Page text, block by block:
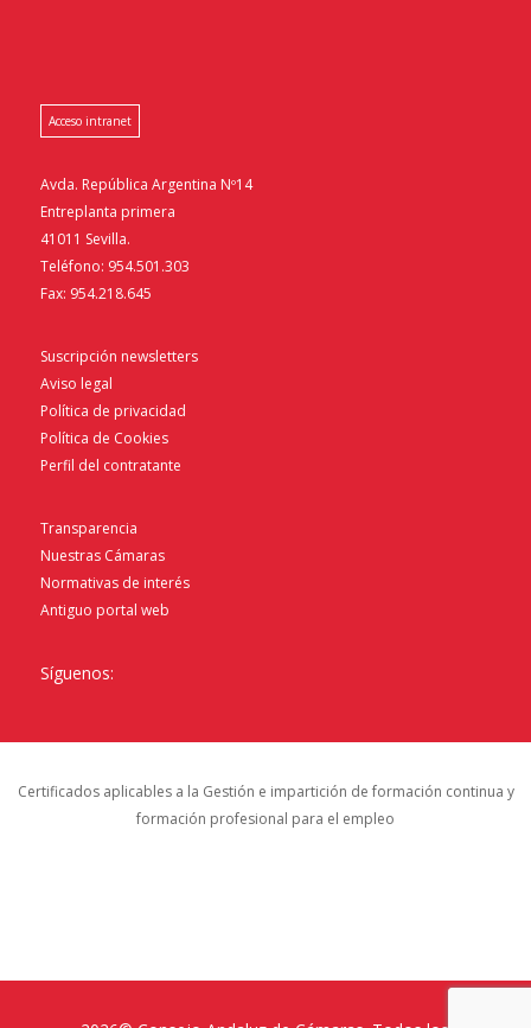
Acceso intranet
Avda. República Argentina Nº14
Entreplanta primera
41011 Sevilla.
Teléfono: 954.501.303
Fax: 954.218.645
Suscripción newsletters
Aviso legal
Política de privacidad
Política de Cookies
Perfil del contratante
Transparencia
Nuestras Cámaras
Normativas de interés
Antiguo portal web
Síguenos:
Certificados aplicables a la Gestión e impartición de formación continua y
formación profesional para el empleo